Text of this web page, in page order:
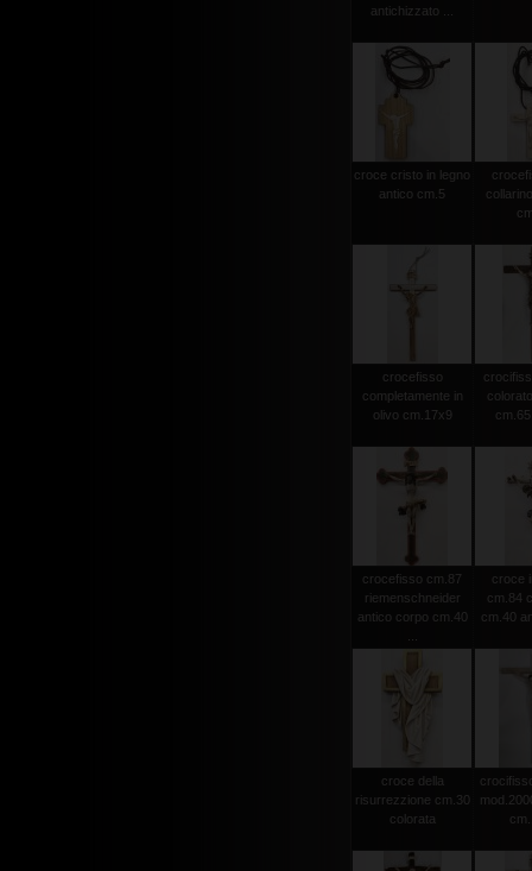
antichizzato ...
croce cristo in legno
antico cm.5
crocefisso
completamente in
olivo cm.17x9
crocefisso cm.87
riemenschneider
antico corpo cm.40
croce
cm.84
cm.40
croce della
risurrezzione cm.30
colorata